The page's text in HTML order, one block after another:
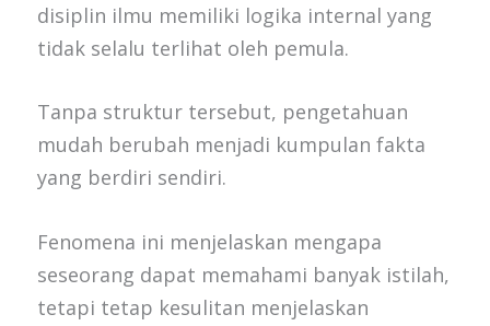
disiplin ilmu memiliki logika internal yang
tidak selalu terlihat oleh pemula.
Tanpa struktur tersebut, pengetahuan
mudah berubah menjadi kumpulan fakta
yang berdiri sendiri.
Fenomena ini menjelaskan mengapa
seseorang dapat memahami banyak istilah,
tetapi tetap kesulitan menjelaskan